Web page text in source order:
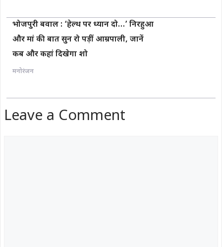
भोजपुरी बवाल : ‘हेल्थ पर ध्यान दो…’ निरहुआ
और मां की बात सुन रो पड़ीं आम्रपाली, जानें
कब और कहां दिखेगा शो
मनोरंजन
Leave a Comment